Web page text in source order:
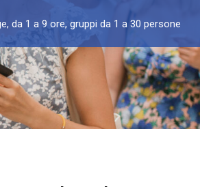
da 1 a 9 ore, gruppi da 1 a 30 persone